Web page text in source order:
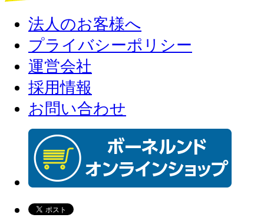
法人のお客様へ
プライバシーポリシー
運営会社
採用情報
お問い合わせ